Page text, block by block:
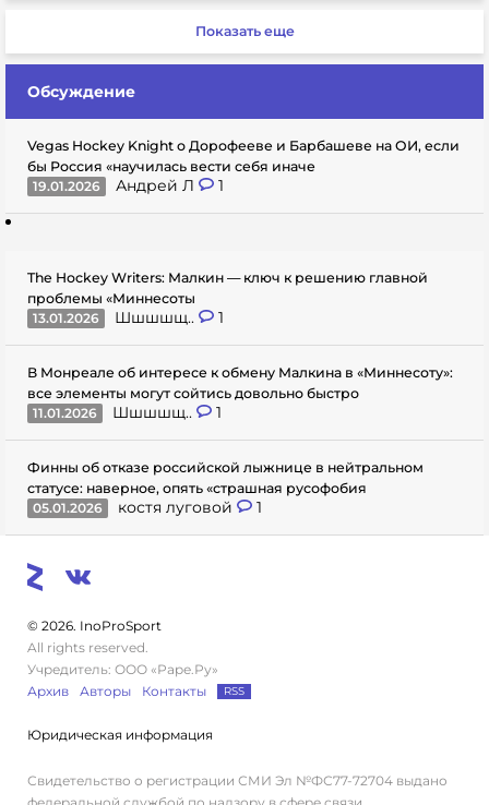
Показать еще
Обсуждение
Vegas Hockey Knight о Дорофееве и Барбашеве на ОИ, если
бы Россия «научилась вести себя иначе
19.01.2026
Андрей Л 1
The Hockey Writers: Малкин — ключ к решению главной
проблемы «Миннесоты
13.01.2026
Шшшшщ.. 1
В Монреале об интересе к обмену Малкина в «Миннесоту»:
все элементы могут сойтись довольно быстро
11.01.2026
Шшшшщ.. 1
Финны об отказе российской лыжнице в нейтральном
статусе: наверное, опять «страшная русофобия
05.01.2026
костя луговой 1
© 2026. InoProSport
All rights reserved.
Учредитель: ООО «Раре.Ру»
Архив
Авторы Контакты RSS
Юридическая информация
Свидетельство о регистрации СМИ Эл №ФС77-72704 выдано